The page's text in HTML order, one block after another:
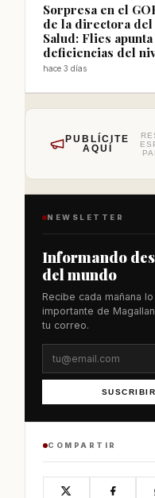
Sorpresa en el
de la directora
Salud: Flies apunta
deficiencias del
hace 3 días
PUBLÍCITE
AQUÍ
NEWSLETTER
Informando
del mundo
Recibe cada mañana
importante de
tu correo.
COMPARTIR